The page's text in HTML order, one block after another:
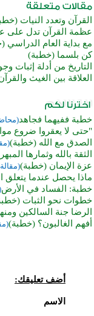
القرآن وتعدد النيات
عظمة القرآن تدل على
مع بداية العام الدراسي
كن بلسما (خطبة)
التاريخ من أدلة إثبات
العلاقة بين الغيث
خطبة ففيهما فجاهد
"حتى لا يعقروا ضروع
الصدق مع الله (خطبة)
الثقة بالله وثمارها
عزة الإيمان (خطبة)
ماذا يحصل عندما يتعلق
خطبة: الفساد في الأرض
خطوات نحو الثبات
الرضا جنة السالكين
أفهم الغالبون؟ (خطبة)
أضف تعليقك:
الاسم